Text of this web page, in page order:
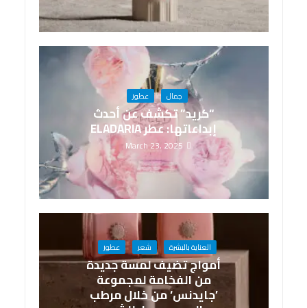
جمال عطور
“كريد” تكشف عن أحدث
إبداعاتها: عطر ELADARIA
March 23, 2025
العناية بالبشرة شعر عطور
أمواج تضيف لمسة جديدة
من الفخامة لمجموعة
’جايدنس‘ من خلال مرطب